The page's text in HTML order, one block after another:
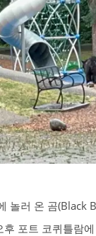
놀러 온 곰(Black
후 포트 코퀴틀람